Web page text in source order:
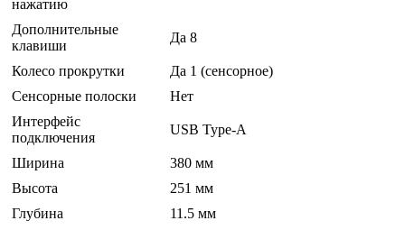
нажатию
Дополнительные
клавиши
Да 8
Колесо прокрутки
Да 1 (сенсорное)
Сенсорные полоски
Нет
Интерфейс
подключения
USB Type-A
Ширина
380 мм
Высота
251 мм
Глубина
11.5 мм